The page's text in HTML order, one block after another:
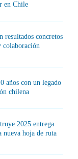
en Chile
resultados concretos
colaboración
años con un legado
chilena
2025 entrega
nueva hoja de ruta